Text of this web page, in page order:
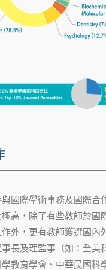
國際學術事務及國際合
極高，除了有些教師於國
外，更有教師獲選國內
長及理監事（如：全美
教育學會、中華民國科